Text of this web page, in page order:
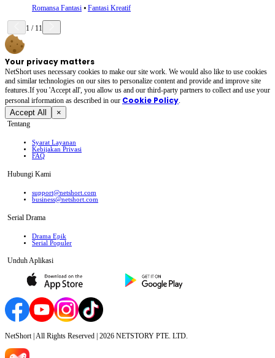
Romansa Fantasi ⦁ Fantasi Kreatif
1 / 11
Your privacy matters
NetShort uses necessary cookies to make our site work. We would also like to use cookies
and similar technologies on our sites to personalize content and provide and improve site
features.If you 'Accept all', you allow us and our third-party partners to collect and use your
personal irformation as described in our Cookie Policy.
Accept All ×
Tentang
Syarat Layanan
Kebijakan Privasi
FAQ
Hubungi Kami
support@netshort.com
business@netshort.com
Serial Drama
Drama Epik
Serial Populer
Unduh Aplikasi
NetShort | All Rights Reserved | 2026 NETSTORY PTE. LTD.